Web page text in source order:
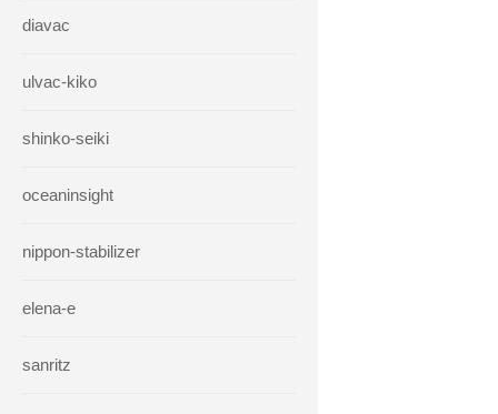
diavac
ulvac-kiko
shinko-seiki
oceaninsight
nippon-stabilizer
elena-e
sanritz